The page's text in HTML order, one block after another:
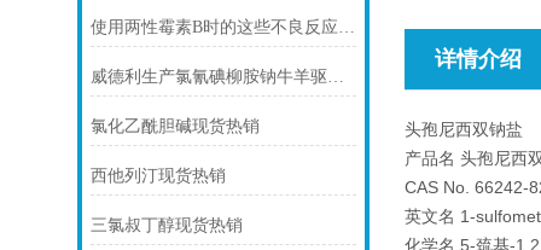
使用两性霉素B时的这些不良反应要了解
威德利生产氯氰碘柳胺钠牛羊驱虫-61438-64-0价格
氯化乙酰胆碱现货热销
西他列汀现货热销
三氯叔丁醇现货热销
详情介绍
头孢尼西双钠盐
产品名 头孢尼西
CAS No. 66242-
英文名 1-
化学名 5-巯基-